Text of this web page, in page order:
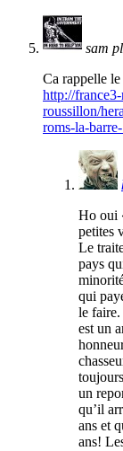
sam
Ca rappelle
http://
roussillon/
roms-la-
Ho oui
petites
Le
pays
qui
le faire.
est un
un
qu’il
ans et
ans!